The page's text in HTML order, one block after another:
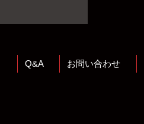
Q&A お問い合わせ